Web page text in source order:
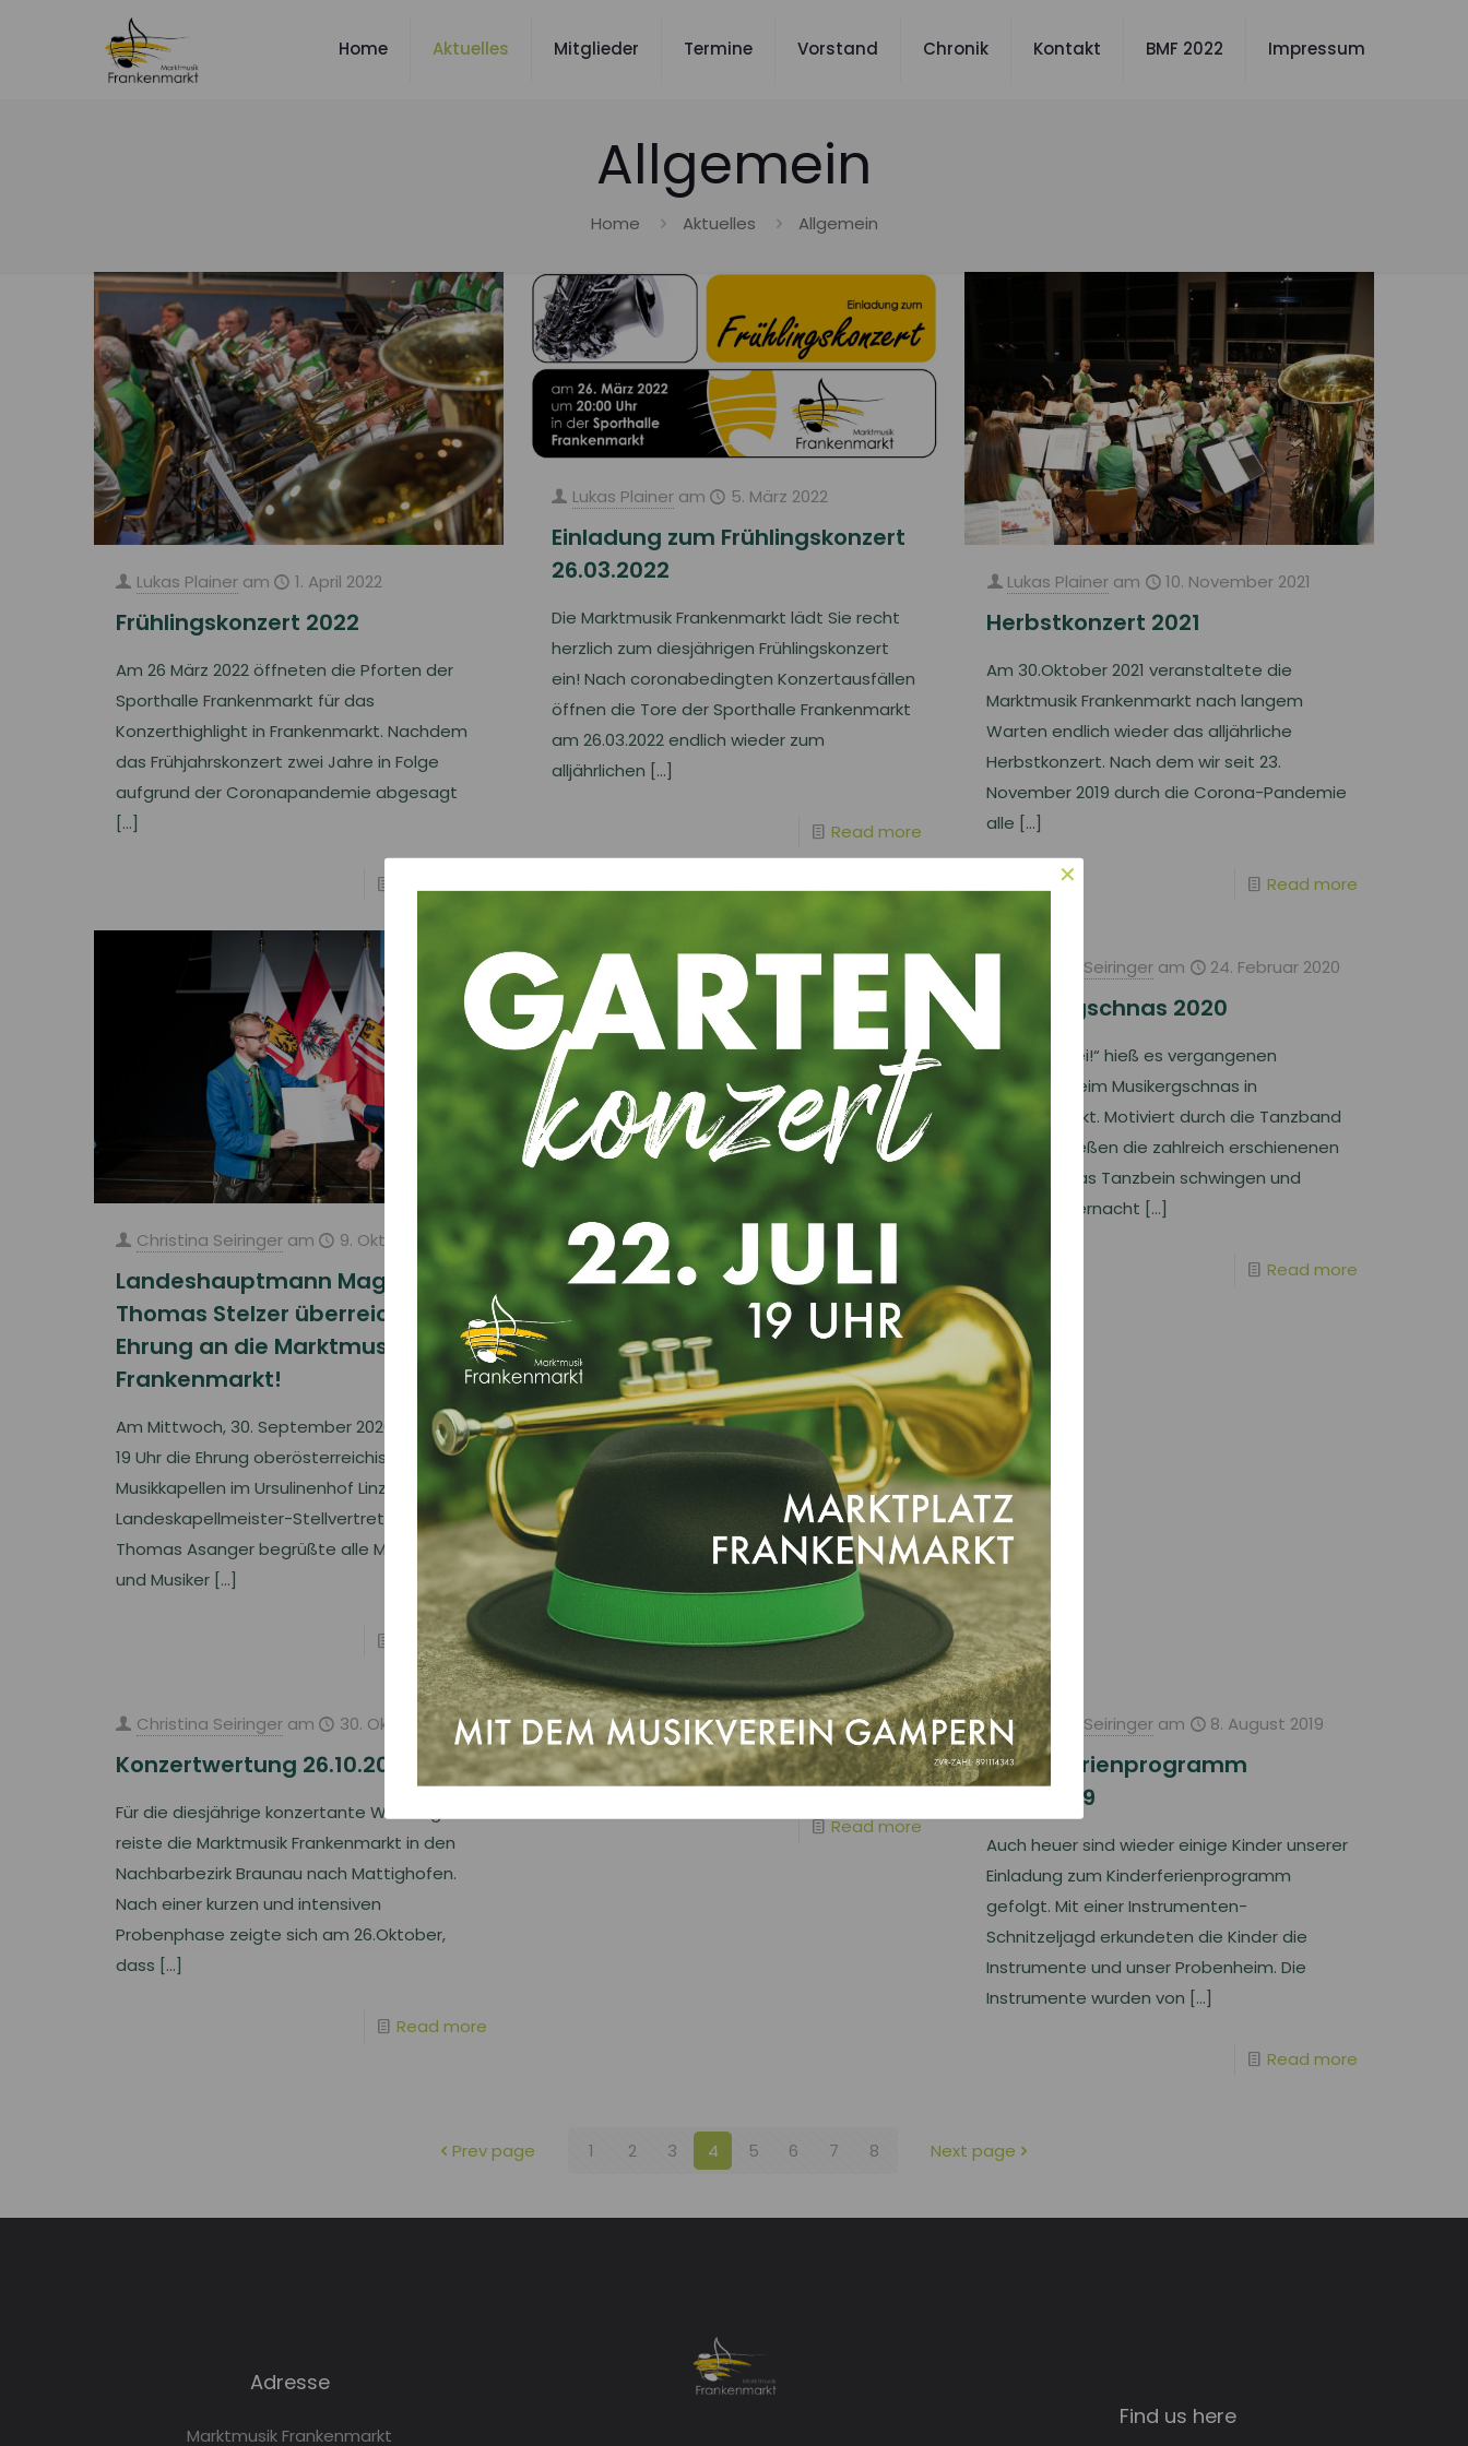
Home Aktuelles Mitglieder Termine Vorstand Chronik Kontakt BMF 2022 Impressum
Allgemein
Home Aktuelles Allgemein
Lukas Plainer am 1. April 2022
Frühlingskonzert 2022
Am 26 März 2022 öffneten die Pforten der
Sporthalle Frankenmarkt für das
Konzerthighlight in Frankenmarkt. Nachdem
das Frühjahrskonzert zwei Jahre in Folge
aufgrund der Coronapandemie abgesagt
[…]
Read more
Lukas Plainer am 5. März 2022
Einladung zum Frühlingskonzert
26.03.2022
Die Marktmusik Frankenmarkt lädt Sie recht
herzlich zum diesjährigen Frühlingskonzert
ein! Nach coronabedingten Konzertausfällen
öffnen die Tore der Sporthalle Frankenmarkt
am 26.03.2022 endlich wieder zum
alljährlichen […]
Read more
Lukas Plainer am 10. November 2021
Herbstkonzert 2021
Am 30.Oktober 2021 veranstaltete die
Marktmusik Frankenmarkt nach langem
Warten endlich wieder das alljährliche
Herbstkonzert. Nach dem wir seit 23.
November 2019 durch die Corona-Pandemie
alle […]
Read more
Christina Seiringer am 9. Oktober 2020
Landeshauptmann Mag.
Thomas Stelzer überreicht die 4.
Ehrung an die Marktmusik
Frankenmarkt!
Am Mittwoch, 30. September 2020 fand um
19 Uhr die Ehrung oberösterreichischer
Musikkapellen im Ursulinenhof Linz statt.
Landeskapellmeister-Stellvertreter Mag.
Thomas Asanger begrüßte alle Musikerinnen
und Musiker[…]
Read more
Alexander Karl am 11. März 2020
FRÜHLINGSKONZERT ABGESAGT!!
Aufgrund der jüngsten Entwicklungen
bezüglich des Coronavirus (COVID-19)
müssen wir unser Frühlingskonzert leider
absagen bzw. wird dieses verschoben und
erst im kommenden Herbst
stattfinden.Vielen Dank für
[…]
Read more
Christina Seiringer am 24. Februar 2020
Musikergschnas 2020
„Manege frei!“ hieß es vergangenen
Samstag beim Musikergschnas in
Frankenmarkt. Motiviert durch die Tanzband
Parapluie, ließen die zahlreich erschienenen
Besucher das Tanzbein schwingen und
gegen Mitternacht […]
Read more
Christina Seiringer am 30. Oktober 2019
Konzertwertung 26.10.2019
Für die diesjährige konzertante Wertung
reiste die Marktmusik Frankenmarkt in den
Nachbarbezirk Braunau nach Mattighofen.
Nach einer kurzen und intensiven
Probenphase zeigte sich am 26.Oktober,
dass […]
Read more
Christina Seiringeram 1. Oktober 2019
Marketenderin gesucht
Read more
Christina Seiringer am 8. August 2019
Kinderferienprogramm
21.07.2019
Auch heuer sind wieder einige Kinder unserer
Einladung zum Kinderferienprogramm
gefolgt. Mit einer Instrumenten-
Schnitzeljagd erkundeten die Kinder die
Instrumente und unser Probenheim. Die
Instrumente wurden von […]
Read more
Prev page 1 2 3 4 5 6 7 8 Next page
Adresse
Marktmusik Frankenmarkt
Find us here
✕